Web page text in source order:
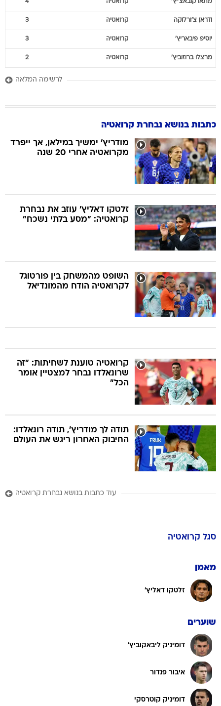
מתאו קובאצ'יץ' קרואטיה 4
ודראן צ'ורלוקה קרואטיה 3
יוסיפ פיבאריץ' קרואטיה 3
מרצלו ברוזוביץ' קרואטיה 2
לרשימה המלאה
כתבות בנושא נבחרת קרואטיה
מודריץ' ימשיך במילאן, אך ייפרד
מקרואטיה אחרי 20 שנה
זלטקו דאליץ' עוזב את נבחרת
קרואטיה: "מסע בלתי נשכח"
השופט מהמשחק בין פורטוגל
לקרואטיה הודח מהמונדיאל
קרואטיה טוענת לשחיתות: "זה
שרונאלדו נבחר למצטיין אומר
הכל"
תודה לך מודריץ', תודה רונאלדו:
החיבוק האחרון ריגש את העולם
עוד כתבות בנושא נבחרת קרואטיה
סגל קרואטיה
מאמן
זלטקו דאליץ'
שוערים
דומיניק ליבאקוביץ'
איבור פנדור
דומיניק קוטרסקי